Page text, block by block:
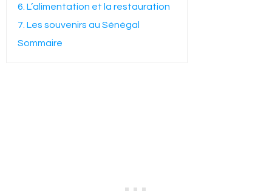
6. L’alimentation et la restauration
7. Les souvenirs au Sénégal
Sommaire